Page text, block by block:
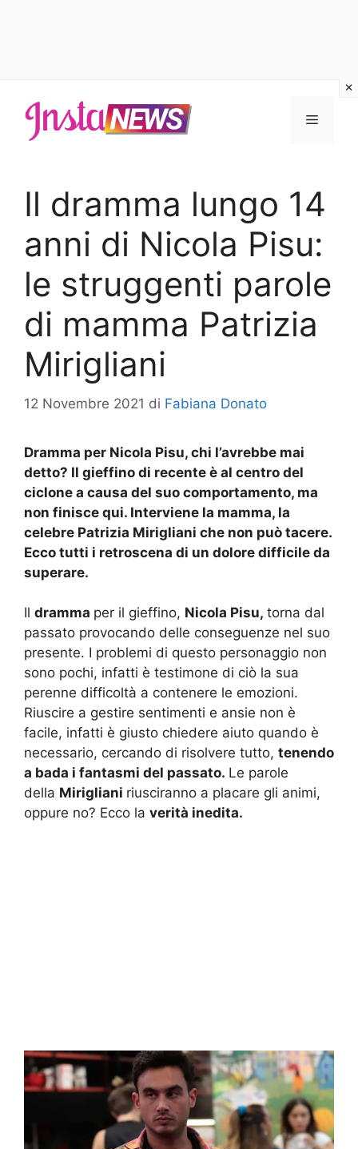
contenuto
Menu
Il dramma lungo 14
anni di Nicola Pisu:
le struggenti parole
di mamma Patrizia
Mirigliani
12 Novembre 2021 di Fabiana Donato
Dramma per Nicola Pisu, chi l’avrebbe mai
detto? Il gieffino di recente è al centro del
ciclone a causa del suo comportamento, ma
non finisce qui. Interviene la mamma, la
celebre Patrizia Mirigliani che non può tacere.
Ecco tutti i retroscena di un dolore difficile da
superare.
Il dramma per il gieffino, Nicola Pisu, torna dal
passato provocando delle conseguenze nel suo
presente. I problemi di questo personaggio non
sono pochi, infatti è testimone di ciò la sua
perenne difficoltà a contenere le emozioni.
Riuscire a gestire sentimenti e ansie non è
facile, infatti è giusto chiedere aiuto quando è
necessario, cercando di risolvere tutto, tenendo
a bada i fantasmi del passato. Le parole
della Mirigliani riusciranno a placare gli animi,
oppure no? Ecco la verità inedita.